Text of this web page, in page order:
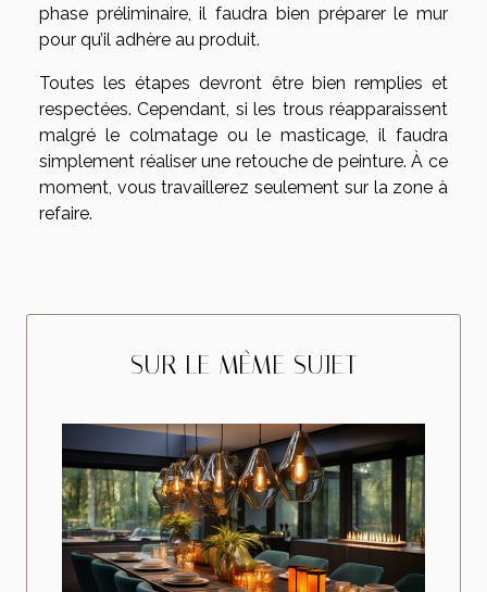
phase préliminaire, il faudra bien préparer le mur
pour qu’il adhère au produit.
Toutes les étapes devront être bien remplies et
respectées. Cependant, si les trous réapparaissent
malgré le colmatage ou le masticage, il faudra
simplement réaliser une retouche de peinture. À ce
moment, vous travaillerez seulement sur la zone à
refaire.
SUR LE MÊME SUJET